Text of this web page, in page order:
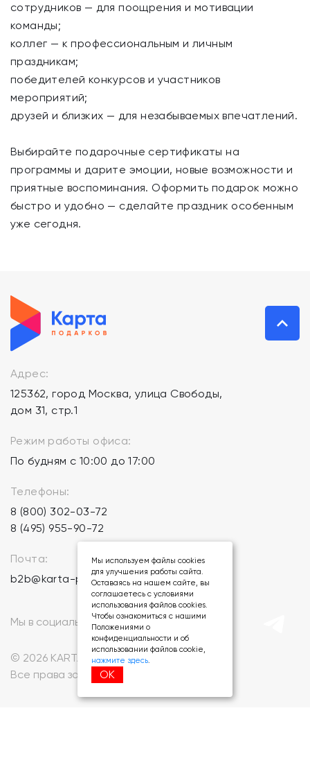
сотрудников — для поощрения и мотивации
команды;
коллег — к профессиональным и личным
праздникам;
победителей конкурсов и участников
мероприятий;
друзей и близких — для незабываемых впечатлений.
Выбирайте подарочные сертификаты на
программы и дарите эмоции, новые возможности и
приятные воспоминания. Оформить подарок можно
быстро и удобно — сделайте праздник особенным
уже сегодня.
Адрес:
125362, город Москва, улица Свободы,
дом 31, стр.1
Режим работы офиса:
По будням с 10:00 до 17:00
Телефоны:
8 (800) 302-03-72
8 (495) 955-90-72
Почта:
b2b@karta-podarkov.ru
© 2026 KARTA-PODARKOV.RU.
Все права защищены.
Мы в социальных сетях:
Мы используем файлы cookies
для улучшения работы сайта.
Оставаясь на нашем сайте, вы
соглашаетесь с условиями
использования файлов cookies.
Чтобы ознакомиться с нашими
Положениями о
конфиденциальности и об
использовании файлов cookie,
нажмите здесь.
ОК